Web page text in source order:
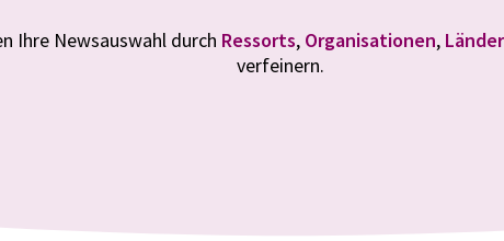
Ihre Newsauswahl durch Ressorts, Organisationen, Länder
verfeinern.